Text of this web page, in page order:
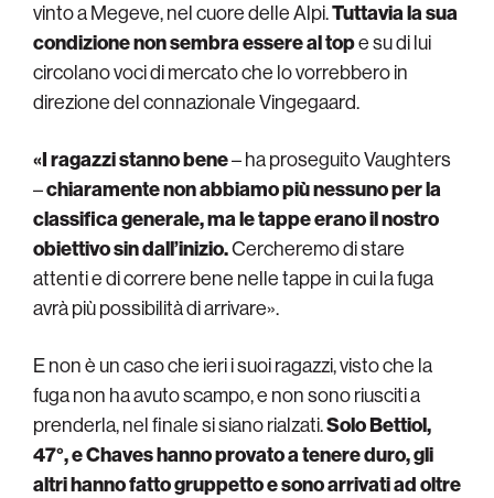
vinto a Megeve, nel cuore delle Alpi.Tuttavia la sua
condizione non sembra essere al tope su di lui
circolano voci di mercato che lo vorrebbero in
direzione del connazionale Vingegaard.
«I ragazzi stanno bene– ha proseguito Vaughters
–chiaramente non abbiamo più nessuno per la
classifica generale, ma le tappe erano il nostro
obiettivo sin dall’inizio.Cercheremo di stare
attenti e di correre bene nelle tappe in cui la fuga
avrà più possibilità di arrivare».
E non è un caso che ieri i suoi ragazzi, visto che la
fuga non ha avuto scampo, e non sono riusciti a
prenderla, nel finale si siano rialzati.Solo Bettiol,
47°, e Chaves hanno provato a tenere duro, gli
altri hanno fatto gruppetto e sono arrivati ad oltre